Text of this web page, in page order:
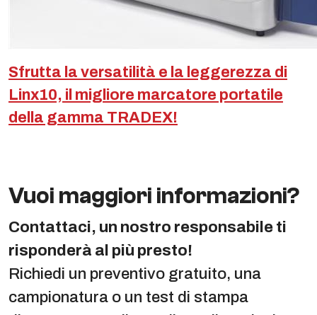
Sfrutta la versatilità e la leggerezza di
Linx10, il migliore marcatore portatile
della gamma TRADEX!
Vuoi maggiori informazioni?
Contattaci, un nostro responsabile ti
risponderà al più presto!
Richiedi un preventivo gratuito, una
campionatura o un test di stampa